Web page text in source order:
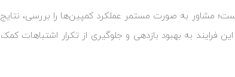
مشاور به صورت مستمر عملکرد کمپین‌ها را بررسی، نتایج
فرایند به بهبود بازدهی و جلوگیری از تکرار اشتباهات کمک